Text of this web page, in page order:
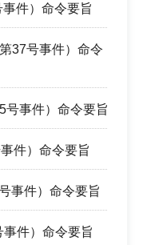
件）命令要旨
37号事件）命令
号事件）命令要旨
件）命令要旨
事件）命令要旨
件）命令要旨